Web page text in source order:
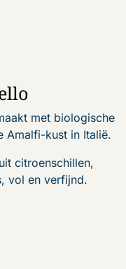
met biologische
Amalfi-kust in Italië.
citroenschillen,
vol en verfijnd.